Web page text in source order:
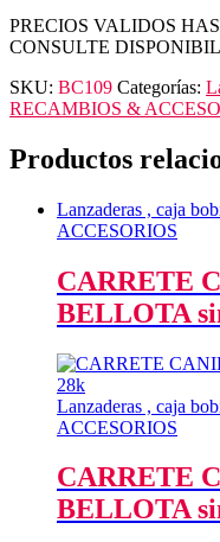
PRECIOS VALIDOS
CONSULTE
SKU: BC109 Categorías:
RECAMBIOS &
Productos
Lanzaderas , caja
ACCESORIOS
CARRETE
BELLOTA
Lanzaderas , caja
ACCESORIOS
CARRETE
BELLOTA